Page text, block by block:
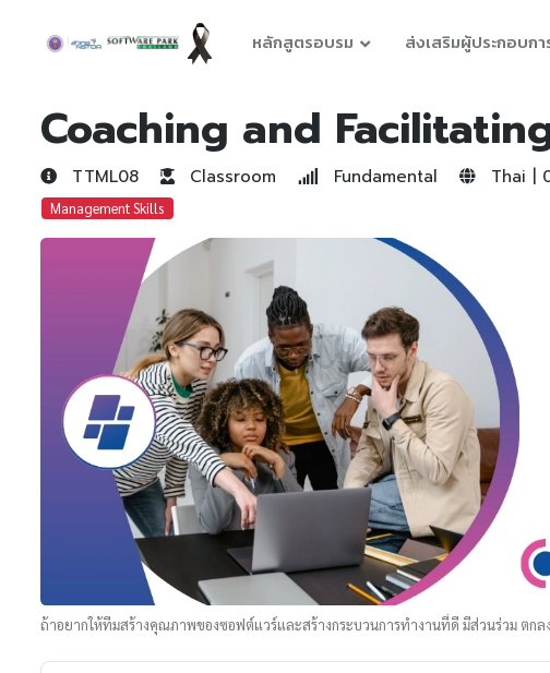
หลักสูตรอบรม ส่งเสริมผู้ประกอบกา
Coaching and
TTML08 Classroom Fundamental Thai |
Management Skills
ถ้าอยากให้ทีมสร้างคุณภาพของซอฟต์แวร์และสร้างกระบวนการทำงานที่ดี มีส่วนร่วม ตก